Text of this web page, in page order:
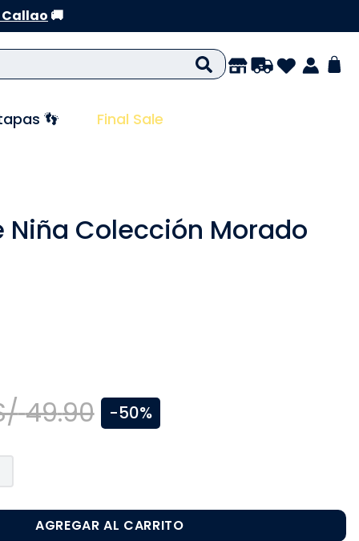
🚚
👣 Final Sale
Niña Colección Morado
49.90 -50%
AGREGAR AL CARRITO